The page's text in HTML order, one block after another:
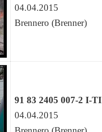
04.04.2015
Brennero (Brenner)
91 83 2405 007-2 I-TI
04.04.2015